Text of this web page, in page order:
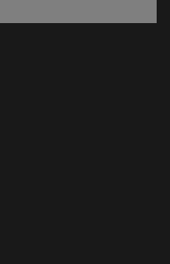
nueva ventana)
nueva ventana)